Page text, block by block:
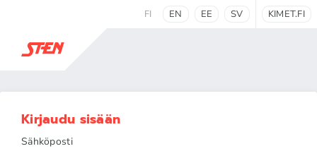
FI EN EE SV KIMET.FI
Kirjaudu sisään
Sähköposti